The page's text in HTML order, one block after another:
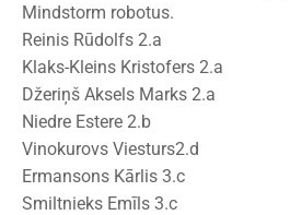
Mindstorm robotus.
Reinis Rūdolfs 2.a
Klaks-Kleins Kristofers 2.a
Džeriņš Aksels Marks 2.a
Niedre Estere 2.b
Vinokurovs Viesturs2.d
Ermansons Kārlis 3.c
Smiltnieks Emīls 3.c